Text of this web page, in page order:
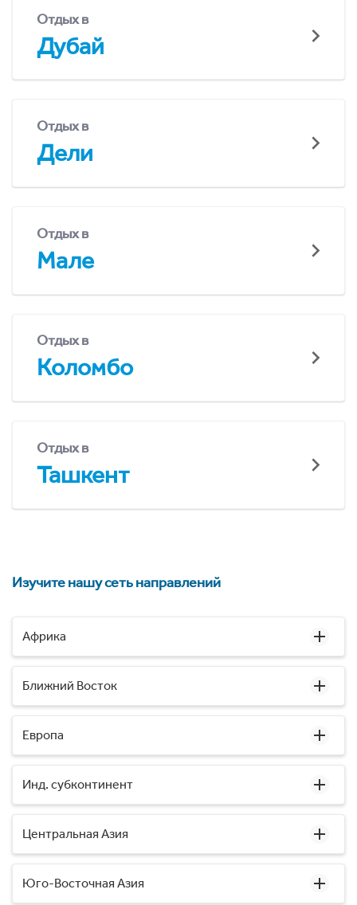
Отдых в
Дубай
Отдых в
Дели
Отдых в
Мале
Отдых в
Коломбо
Отдых в
Ташкент
Изучите нашу сеть направлений
Африка
Ближний Восток
Европа
Инд. субконтинент
Центральная Азия
Юго-Восточная Азия